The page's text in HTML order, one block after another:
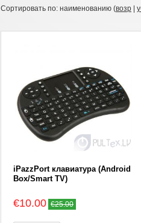
Сортировать по: наименованию (возр
iPazzPort клавиатура (Android
Box/Smart TV)
€10.00 €25.00